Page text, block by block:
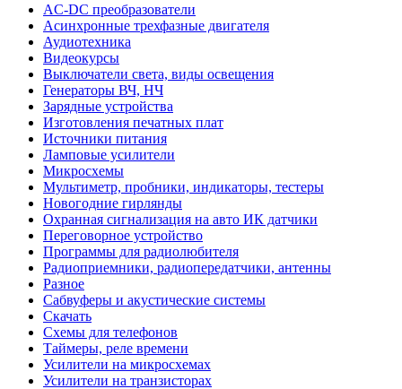
AC-DC преобразователи
Асинхронные трехфазные двигателя
Аудиотехника
Видеокурсы
Выключатели света, виды освещения
Генераторы ВЧ, НЧ
Зарядные устройства
Изготовления печатных плат
Источники питания
Ламповые усилители
Микросхемы
Мультиметр, пробники, индикаторы, тестеры
Новогодние гирлянды
Охранная сигнализация на авто ИК датчики
Переговорное устройство
Программы для радиолюбителя
Радиоприемники, радиопередатчики, антенны
Разное
Сабвуферы и акустические системы
Скачать
Схемы для телефонов
Таймеры, реле времени
Усилители на микросхемах
Усилители на транзисторах